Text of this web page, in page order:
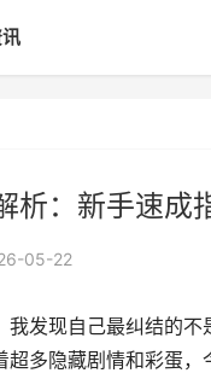
析：新手速成
05-22
我发现自己最纠结的
超多隐藏剧情和彩蛋